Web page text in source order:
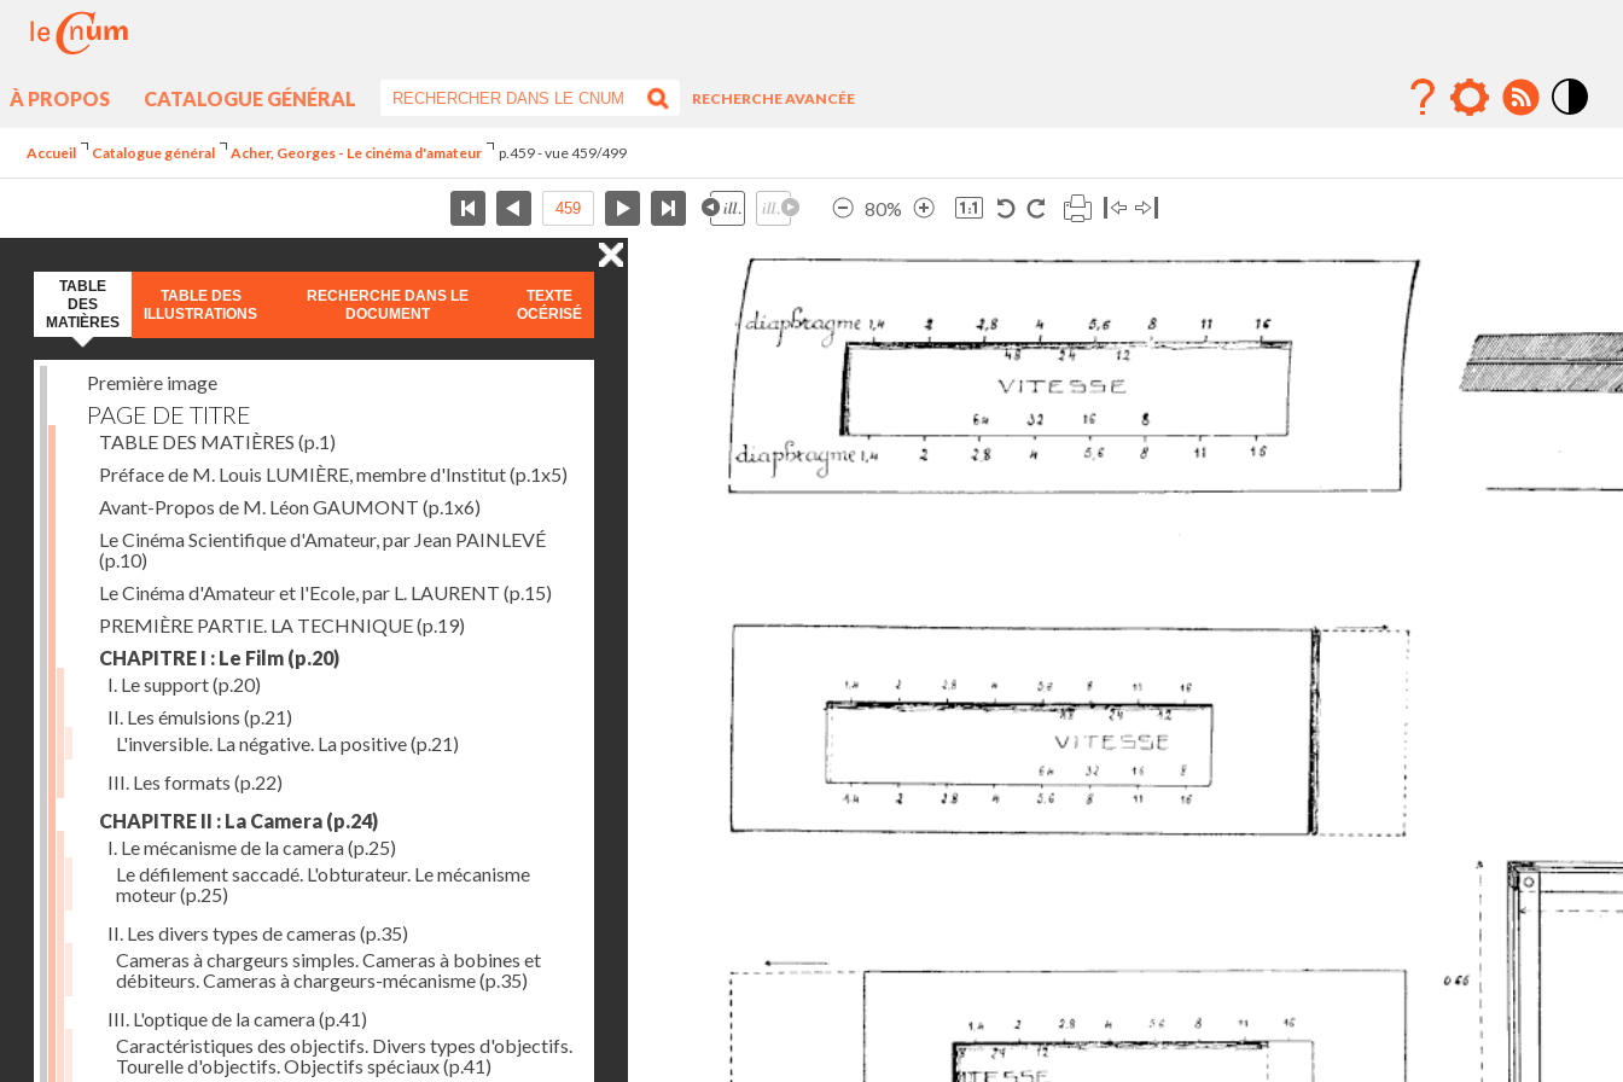
À PROPOS CATALOGUE GÉNÉRAL
RECHERCHE AVANCÉE
Accueil Catalogue général Acher, Georges - Le cinéma d'amateur p.459 - vue 459/499
80%
TABLE
DES
MATIÈRES
TABLE DES
ILLUSTRATIONS
RECHERCHE DANS LE
DOCUMENT
TEXTE
OCÉRISÉ
Première image
PAGE DE TITRE
TABLE DES MATIÈRES (p.1)
Préface de M. Louis LUMIÈRE, membre d'Institut(p.1x5)
Avant-Propos de M. Léon GAUMONT (p.1x6)
Le Cinéma Scientifique d'Amateur, par Jean PAINLEVÉ
(p.10)
Le Cinéma d'Amateur et l'Ecole, par L. LAURENT (p.15)
PREMIÈRE PARTIE. LA TECHNIQUE(p.19)
CHAPITRE I : Le Film (p.20)
I. Le support(p.20)
II. Les émulsions (p.21)
L'inversible. La négative. La positive(p.21)
III. Les formats (p.22)
CHAPITRE II : La Camera (p.24)
I. Le mécanisme de la camera(p.25)
Le défilement saccadé. L'obturateur. Le mécanisme
moteur(p.25)
II. Les divers types de cameras (p.35)
Cameras à chargeurs simples. Cameras à bobines et
débiteurs. Cameras à chargeurs-mécanisme(p.35)
III. L'optique de la camera(p.41)
Caractéristiques des objectifs. Divers types d'objectifs.
Tourelle d'objectifs. Objectifs spéciaux(p.41)